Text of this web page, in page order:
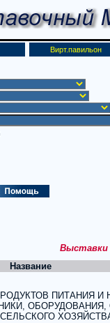
Вирт.павильон
Выставки
Название
ПИТАНИЯ И
ОБОРУДОВАНИЯ,
ХОЗЯЙСТВА